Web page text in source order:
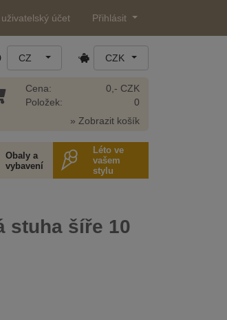
účet Přihlásit
CZ CZK
Cena:
Položek:
0,- CZK
0
» Zobrazit košík
Obaly a
vybavení
Léto ve
vašem
stylu
stuha šíře 10